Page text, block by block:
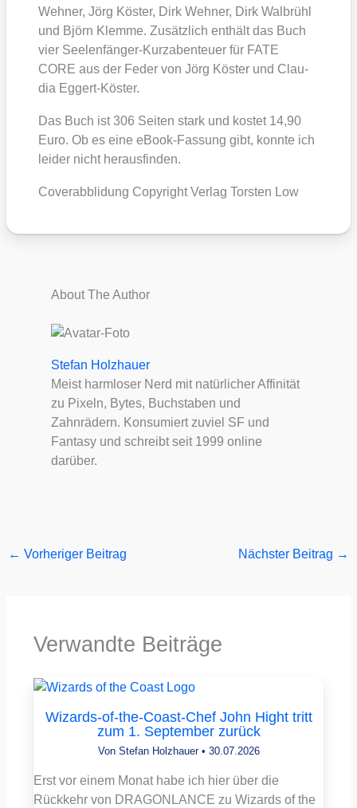
Weh­ner, Jörg Kös­ter, Dirk Weh­ner, Dirk Wal­brühl
und Björn Klem­me. Zusätz­lich ent­hält das Buch
vier See­len­fän­ger-Kurz­aben­teu­er für FATE
CORE aus der Feder von Jörg Kös­ter und Clau­
dia Eggert-Kös­ter.
Das Buch ist 306 Sei­ten stark und kos­tet 14,90
Euro. Ob es eine eBook-Fas­sung gibt, konn­te ich
lei­der nicht her­aus­fin­den.
Cover­ab­b­li­dung Copy­right Ver­lag Tors­ten Low
About The Author
Stefan Holzhauer
Meist harmloser Nerd mit natürlicher Affinität
zu Pixeln, Bytes, Buchstaben und
Zahnrädern. Konsumiert zuviel SF und
Fantasy und schreibt seit 1999 online
darüber.
← Vorheriger Beitrag Nächster Beitrag →
Verwandte Beiträge
Wizards-of-the-Coast-Chef John Hight tritt
zum 1. September zurück
Von Stefan Holzhauer • 30.07.2026
Erst vor einem Monat habe ich hier über die
Rückkehr von DRAGONLANCE zu Wizards of the